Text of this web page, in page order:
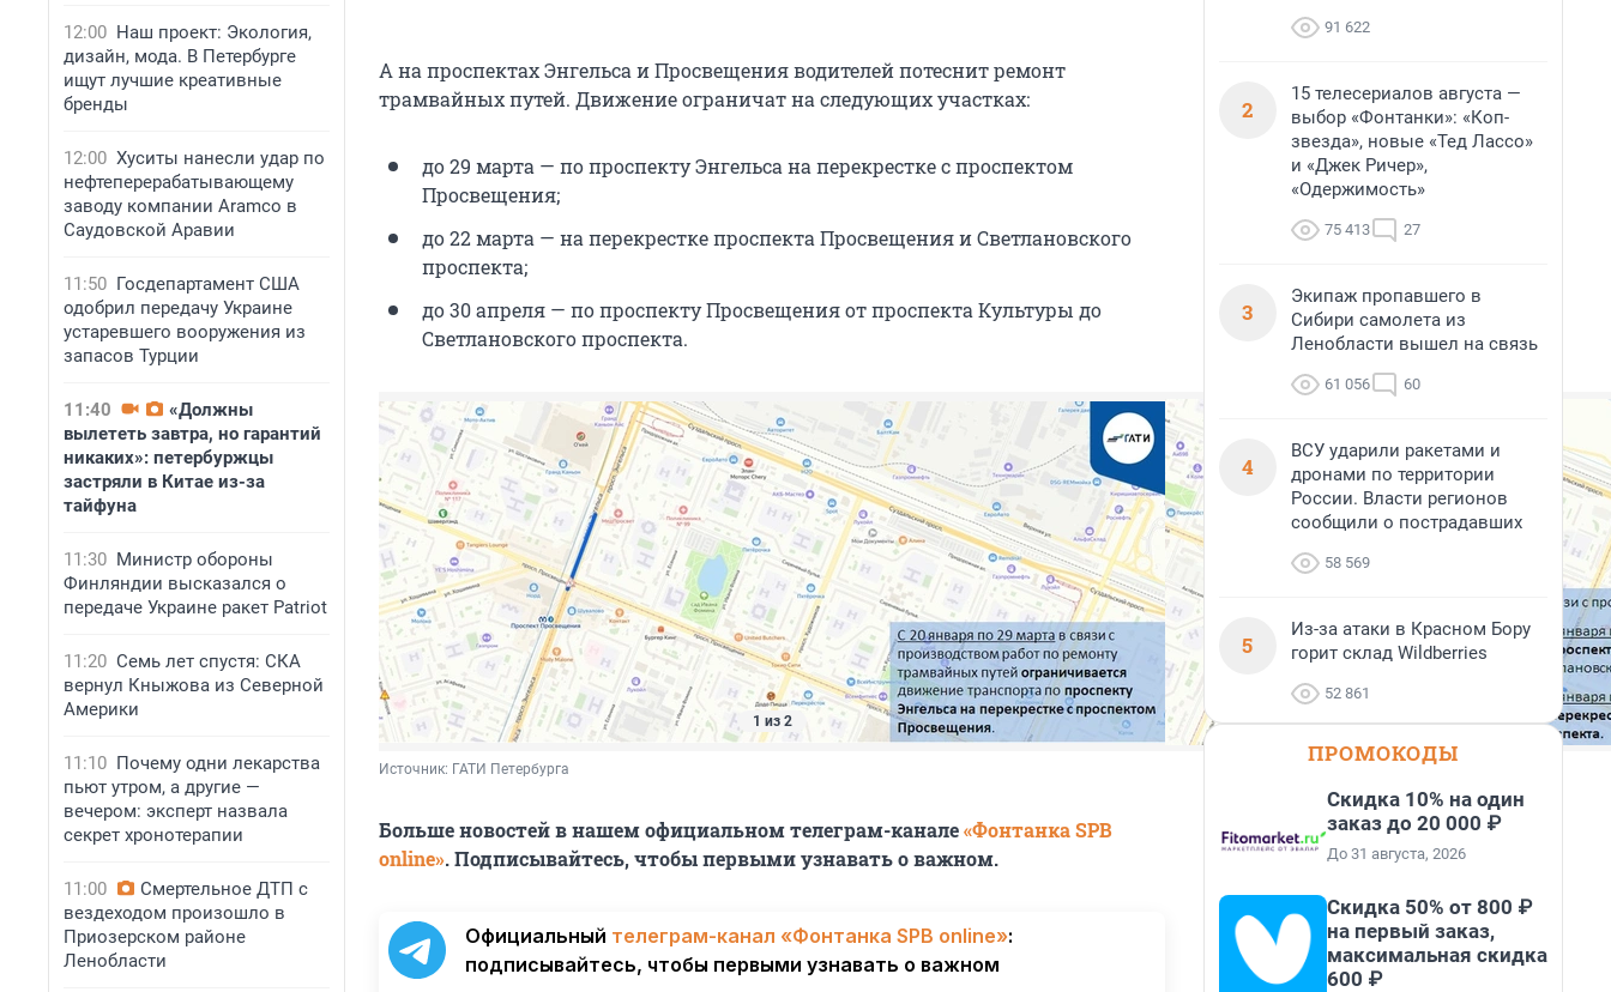
12:00 Наш проект: Экология,
дизайн, мода. В Петербурге
ищут лучшие креативные
бренды
12:00 Хуситы нанесли удар по
нефтеперерабатывающему
заводу компании Aramco в
Саудовской Аравии
11:50 Госдепартамент США
одобрил передачу Украине
устаревшего вооружения из
запасов Турции
11:40
«Должны
вылететь завтра, но гарантий
никаких»: петербуржцы
застряли в Китае из-за
тайфуна
11:30 Министр обороны
Финляндии высказался о
передаче Украине ракет Patriot
11:20 Семь лет спустя: СКА
вернул Кныжова из Северной
Америки
11:10 Почему одни лекарства
пьют утром, а другие —
вечером: эксперт назвала
секрет хронотерапии
11:00
Смертельное ДТП с
вездеходом произошло в
Приозерском районе
Ленобласти
А на проспектах Энгельса и Просвещения водителей потеснит ремонт
трамвайных путей. Движение ограничат на следующих участках:
до 29 марта — по проспекту Энгельса на перекрестке с проспектом
Просвещения;
до 22 марта — на перекрестке проспекта Просвещения и Светлановского
проспекта;
до 30 апреля — по проспекту Просвещения от проспекта Культуры до
Светлановского проспекта.
1 из 2
Источник: ГАТИ Петербурга
Больше новостей в нашем официальном телеграм-канале«Фонтанка SPB
online». Подписывайтесь, чтобы первыми узнавать о важном.
Официальный телеграм-канал «Фонтанка SPB online»:
подписывайтесь, чтобы первыми узнавать о важном
91 622
2
15 телесериалов августа —
выбор «Фонтанки»: «Коп-
звезда», новые «Тед Лассо»
и «Джек Ричер»,
«Одержимость»
75 413 27
3
Экипаж пропавшего в
Сибири самолета из
Ленобласти вышел на связь
61 056 60
4
ВСУ ударили ракетами и
дронами по территории
России. Власти регионов
сообщили о пострадавших
58 569
5
Из-за атаки в Красном Бору
горит склад Wildberries
52 861
ПРОМОКОДЫ
Скидка 10% на один
заказ до 20 000 ₽
До 31 августа, 2026
Скидка 50% от 800 ₽
на первый заказ,
максимальная скидка
600 ₽